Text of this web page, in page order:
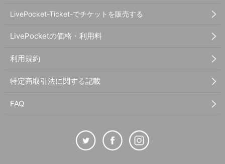
LivePocket-Ticket-でチケットを販売する
LivePocketの価格・利用料
利用規約
特定商取引法に関する記載
FAQ